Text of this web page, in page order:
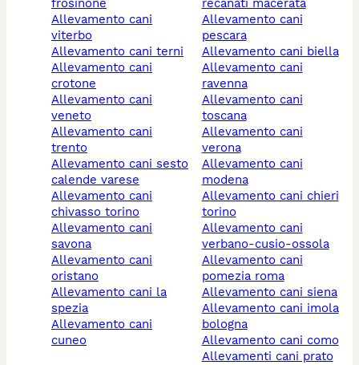
frosinone
allevamento cani
viterbo
allevamento cani terni
allevamento cani
crotone
allevamento cani
veneto
allevamento cani
trento
allevamento cani sesto
calende varese
allevamento cani
chivasso torino
allevamento cani
savona
allevamento cani
oristano
allevamento cani la
spezia
allevamento cani
cuneo
recanati macerata
allevamento cani
pescara
allevamento cani biella
allevamento cani
ravenna
allevamento cani
toscana
allevamento cani
verona
allevamento cani
modena
allevamento cani chieri
torino
allevamento cani
verbano-cusio-ossola
allevamento cani
pomezia roma
allevamento cani siena
allevamento cani imola
bologna
allevamento cani como
allevamenti cani prato